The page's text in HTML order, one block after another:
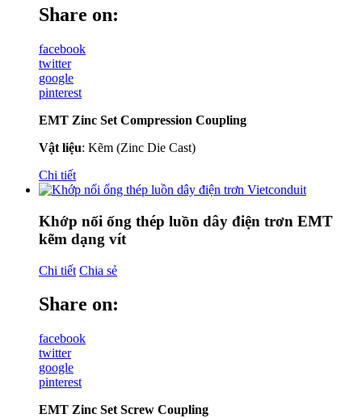
Share on:
facebook
twitter
google
pinterest
EMT Zinc Set Compression Coupling
Vật liệu: Kẽm (Zinc Die Cast)
Chi tiết
Khớp nối ống thép luồn dây điện trơn EMT
kẽm dạng vít
Chi tiết Chia sẻ
Share on:
facebook
twitter
google
pinterest
EMT Zinc Set Screw Coupling